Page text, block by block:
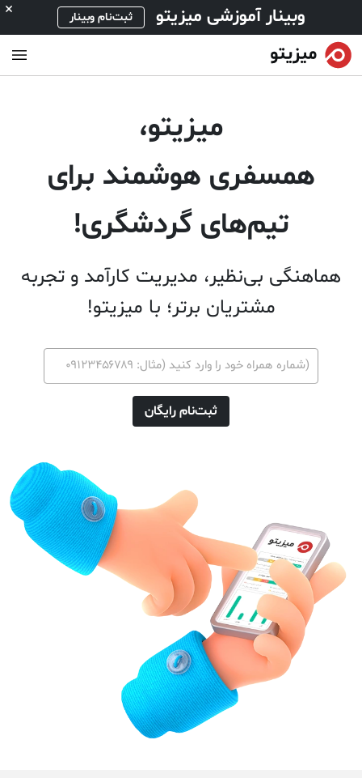
وبینار آموزشی میزیتو ثبت‌نام وبینار
میزیتو،
همسفری هوشمند برای
تیم‌های گردشگری!
هماهنگی بی‌نظیر، مدیریت کارآمد و تجربه
مشتریان برتر؛ با میزیتو!
ثبت‌نام رایگان